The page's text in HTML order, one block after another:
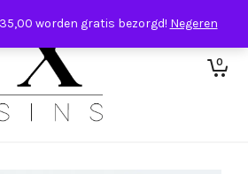
worden gratis bezorgd! Negeren
0